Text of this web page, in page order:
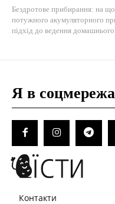
Бездротове прибирання: на
потужного акумуляторного
підхід до ведення домашнього...
Я в
Контакти